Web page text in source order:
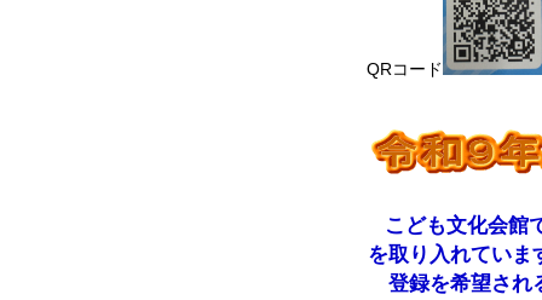
QRコード
こども文化会館
を取り入れていま
登録を希望され